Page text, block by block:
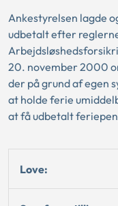
Ankestyrelsen lagde
udbetalt efter
20. november 2000
der på grund af egen
at holde ferie
at få udbetalt
Love: